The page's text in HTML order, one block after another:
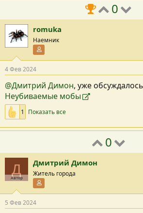
0
romuka
Наемник
4 Фев 2024
@Дмитрий Димон, уже
Неубиваемые мобы
1 Показать все
0
Автор
Д Дмитрий Димон
Житель города
5 Фев 2024